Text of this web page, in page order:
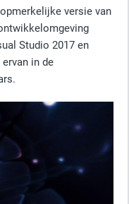
versie van
Studio 2017 en
in de